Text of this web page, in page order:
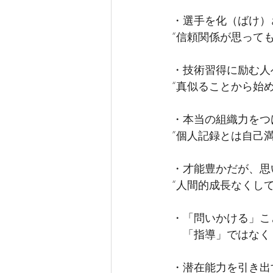
・選手を化（ばけ
“信頼関係が思って
・技術習得に励む
“真似ることから始
・本当の組織力を
”個人記録とは自己
・才能豊かだが、
“人間的成長なくし
・「問いかける」
「指導」ではなく
・潜在能力を引き